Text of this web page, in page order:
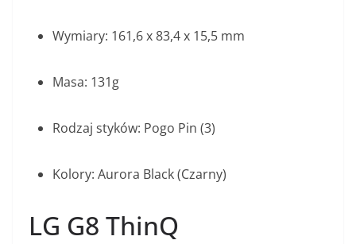
Wymiary: 161,6 x 83,4 x 15,5 mm
Masa: 131g
Rodzaj styków: Pogo Pin (3)
Kolory: Aurora Black (Czarny)
LG G8 ThinQ